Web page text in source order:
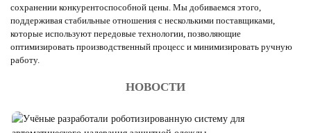
сохранении конкурентоспособной цены. Мы добиваемся этого,
поддерживая стабильные отношения с несколькими поставщиками,
которые используют передовые технологии, позволяющие
оптимизировать производственный процесс и минимизировать ручную
работу.
НОВОСТИ